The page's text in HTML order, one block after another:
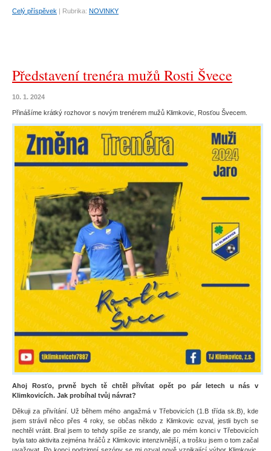
Celý příspěvek | Rubrika: NOVINKY
Představení trenéra mužů Rosti Švece
10. 1. 2024
Přinášíme krátký rozhovor s novým trenérem mužů Klimkovic, Rosťou Švecem.
Ahoj Rosťo, prvně bych tě chtěl přivítat opět po pár letech u nás v
Klimkovicích. Jak probíhal tvůj návrat?
Děkuji za přivítání. Už během mého angažmá v Třebovicích (1.B třída sk.B), kde
jsem strávil něco přes 4 roky, se občas někdo z Klimkovic ozval, jestli bych se
nechtěl vrátit. Bral jsem to tehdy spíše ze srandy, ale po mém konci v Třebovicích
byla tato aktivita zejména hráčů z Klimkovic intenzivnější, a trošku jsem o tom začal